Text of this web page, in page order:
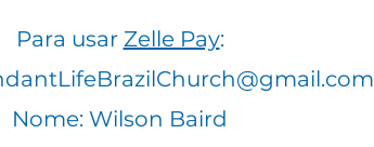
Para usar Zelle Pay:
Nome: Wilson Baird